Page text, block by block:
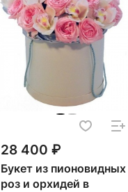
28 400 ₽
Букет из пионовидных
роз и орхидей в